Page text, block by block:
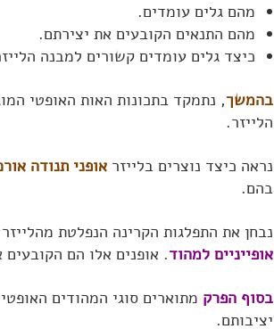
מהם גלים עומדים.
מהם התנאים הקובעים את יצירתם.
כיצד גלים עומדים קשורים למבנה
בהמשך, נתמקד בתכונות האות האופטי
הלייזר.
נראה כיצד נוצרים בלייזר אופני תנודה
בהם.
נבחן את התפלגות הקרינה הנפלטת
אופייניים למהוד. אופנים אלו הם
בסוף הפרק מתוארים סוגי המהודים
יציבותם.